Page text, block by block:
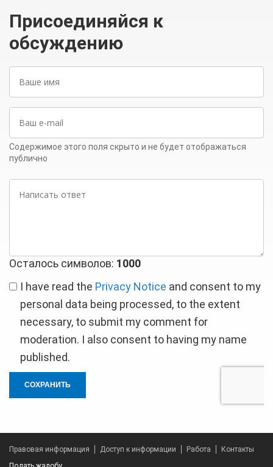
Присоединяйся к
обсуждению
имя
mail
Содержимое этого поля скрыто и не будет отображаться
публично
ответ
Осталось символов: 1000
I have read the Privacy Notice and consent to my
personal data being processed, to the extent
necessary, to submit my comment for
moderation. I also consent to having my name
published.
СОХРАНИТЬ
Правовая информация Доступ к информации Работа
Контакты